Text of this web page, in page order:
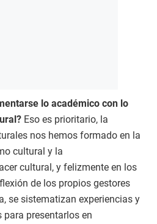
lo académico con lo
Eso es prioritario, la
nos hemos formado en la
cultural y la
cultural, y felizmente en los
de los propios gestores
se sistematizan experiencias y
presentarlos en